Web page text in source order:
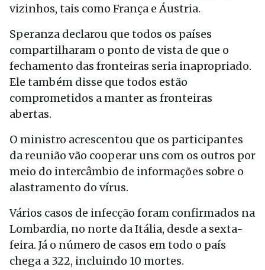
vizinhos, tais como França e Áustria.
Speranza declarou que todos os países
compartilharam o ponto de vista de que o
fechamento das fronteiras seria inapropriado.
Ele também disse que todos estão
comprometidos a manter as fronteiras
abertas.
O ministro acrescentou que os participantes
da reunião vão cooperar uns com os outros por
meio do intercâmbio de informações sobre o
alastramento do vírus.
Vários casos de infecção foram confirmados na
Lombardia, no norte da Itália, desde a sexta-
feira. Já o número de casos em todo o país
chega a 322, incluindo 10 mortes.